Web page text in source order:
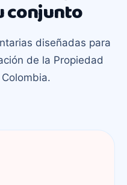
conjunto
diseñadas para
de la Propiedad